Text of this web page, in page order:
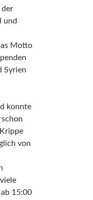
der
und
Motto
Syrien
konnte
von
15:00